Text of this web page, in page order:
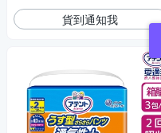
貨到通知我